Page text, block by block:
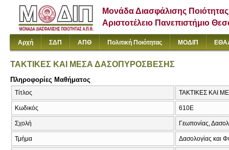
Μονάδα Διασφάλισης Ποιότητας
Αριστοτέλειο Πανεπιστήμιο
Αρχή ΣΔΠ ΑΠΘ Πολιτική Ποιότητας ΜΟΔΙΠ
ΤΑΚΤΙΚΕΣ ΚΑΙ ΜΕΣΑ ΔΑΣΟΠΥΡΟΣΒΕΣΗΣ
Πληροφορίες Μαθήματος
Τίτλος ΤΑΚΤΙΚΕΣ ΚΑΙ
Κωδικός 610Ε
Σχολή Γεωπονίας,
Τμήμα Δασολογίας και